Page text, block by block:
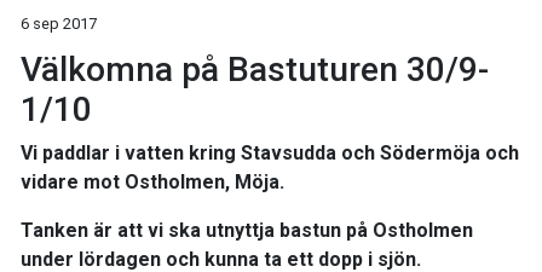
6 sep 2017
Välkomna på Bastuturen 30/9-
1/10
Vi paddlar i vatten kring Stavsudda och Södermöja och
vidare mot Ostholmen, Möja.
Tanken är att vi ska utnyttja bastun på Ostholmen
under lördagen och kunna ta ett dopp i sjön.